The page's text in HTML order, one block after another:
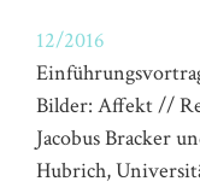
12/2016
Bilder: Affekt //
Jacobus Bracker
Hubrich,